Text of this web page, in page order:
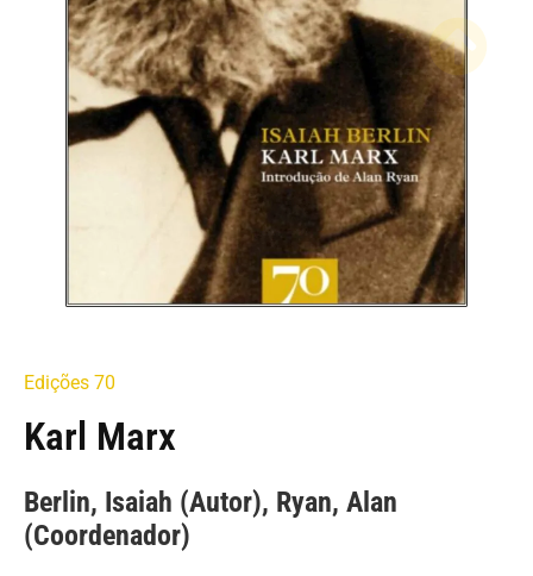
Edições 70
Karl Marx
Berlin, Isaiah (Autor), Ryan, Alan
(Coordenador)